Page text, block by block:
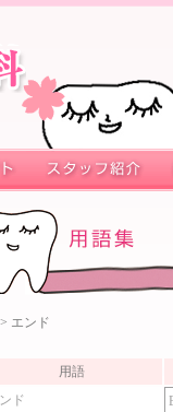
> エンド
用語
ド